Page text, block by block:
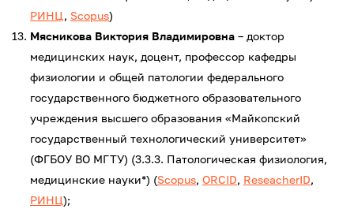
РИНЦ, Scopus)
Мясникова Виктория Владимировна – доктор
медицинских наук, доцент, профессор кафедры
физиологии и общей патологии федерального
государственного бюджетного образовательного
учреждения высшего образования «Майкопский
государственный технологический университет»
(ФГБОУ ВО МГТУ) (3.3.3. Патологическая физиология,
медицинские науки*) (Scopus, ORCID, ReseacherID,
РИНЦ);